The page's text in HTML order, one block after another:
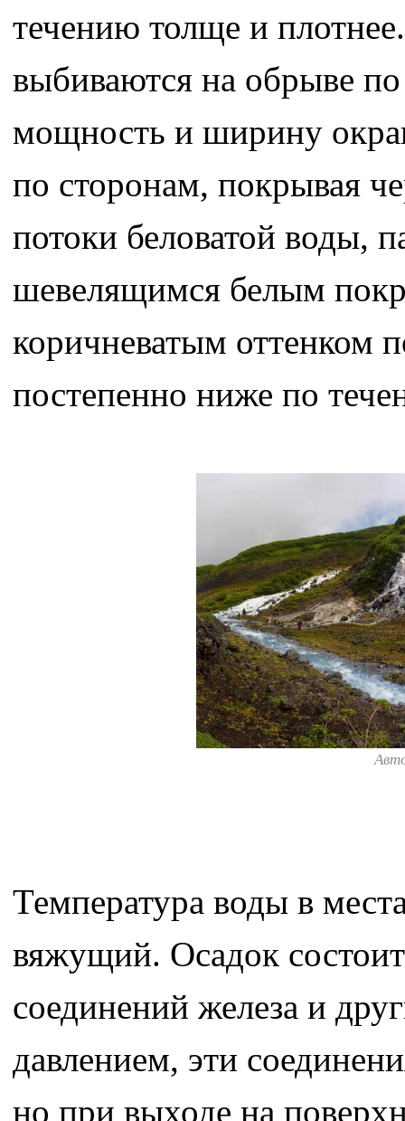
течению толще и
выбиваются на обрыве
мощность и ширину
по сторонам, покрывая
потоки беловатой воды,
шевелящимся белым
коричневатым оттенком
постепенно ниже по
Температура воды в
вяжущий. Осадок
соединений железа и
давлением, эти
но при выходе на